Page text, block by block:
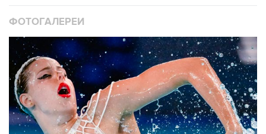
ФОТОГАЛЕРЕИ